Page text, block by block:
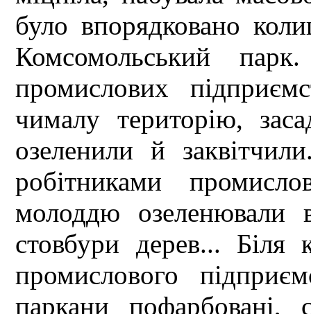
було впорядковано
Комсомольський
промислових
чималу територію,
озеленили й
робітниками
молоддю озеленювали
стовбури дерев... Біля
промислового
паркани пофарбовані,